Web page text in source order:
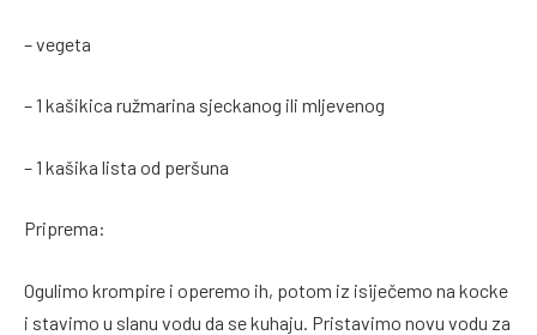
– vegeta
– 1 kašikica ružmarina sjeckanog ili mljevenog
– 1 kašika lista od peršuna
Priprema:
Ogulimo krompire i operemo ih, potom iz isiječemo na kocke
i stavimo u slanu vodu da se kuhaju. Pristavimo novu vodu za